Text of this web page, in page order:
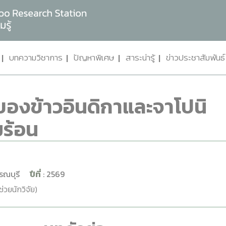
บทความวิชาการ ปัญหาพิเศษ สาระน่ารู้ ข่าวประชาสัมพันธ์
งข้าวอินดิกาและจาโปนิ
อน
รรณบุรีปีที่: 2569
วยนักวิจัย)